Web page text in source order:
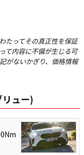
たってその真正性を保証
て内容に不備が生じる可
がないかぎり、価格情報
ュー)